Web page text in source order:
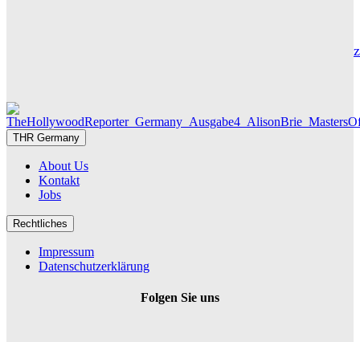
Die Geschichte hinter „Olivia Jones“ – Vom Provinzjungen
THR Germany
About Us
Kontakt
Jobs
Rechtliches
Impressum
Datenschutzerklärung
Folgen Sie uns